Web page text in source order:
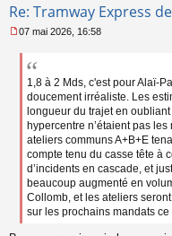
Re: Tramway Express
e
07 mai 2026, 16:58
1,8 à 2 Mds, c'est pour Alaï-
doucement irréaliste. Les
longueur du trajet en
hypercentre n’étaient pas
ateliers communs A+B+E
compte tenu du casse tête à
d’incidents en cascade, et
beaucoup augmenté en
Collomb, et les ateliers
sur les prochains mandats ce